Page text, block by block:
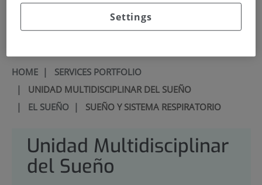
Teléfono de atención al usuario
900 301 013
HOME| SERVICES PORTFOLIO
| UNIDAD MULTIDISCIPLINAR DEL SUEÑO
| EL SUEÑO| SUEÑO Y SISTEMA RESPIRATORIO
Unidad Multidisciplinar
del Sueño
Settings